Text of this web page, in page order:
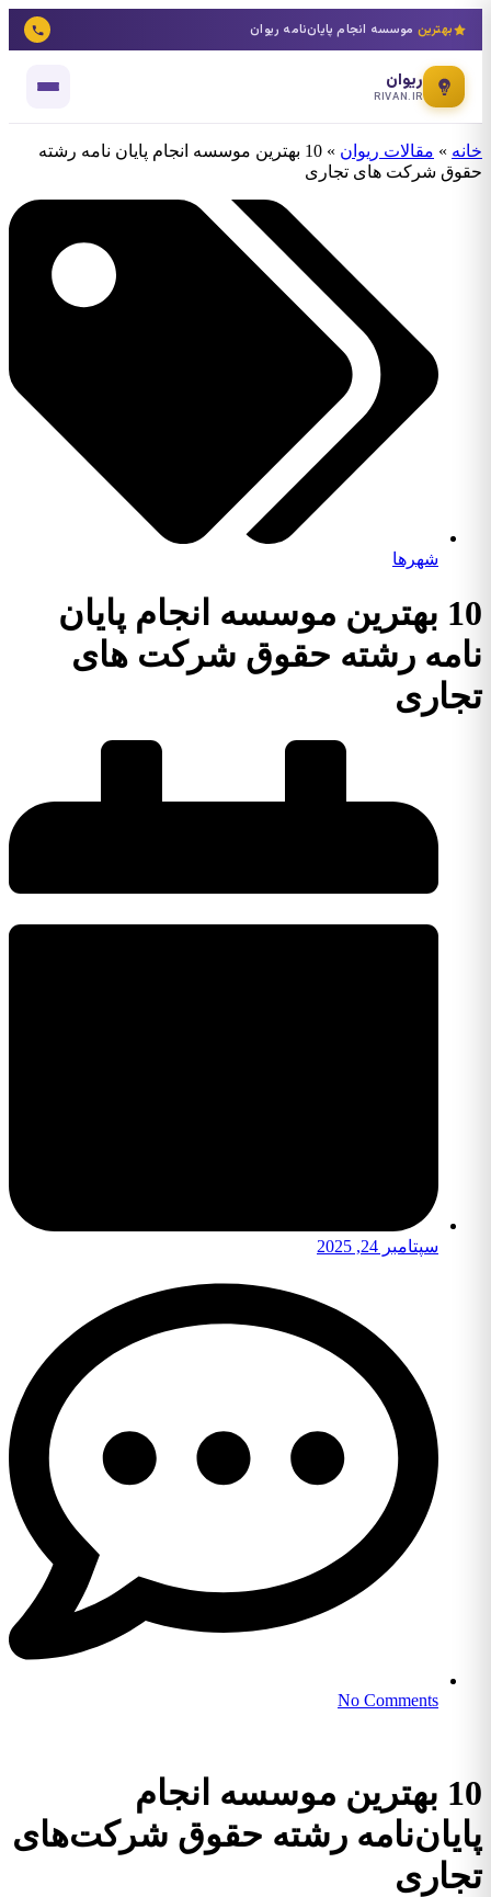
بهترین موسسه انجام پایان‌نامه ریوان
ریوان
RIVAN.IR
خانه » مقالات ریوان »
10 بهترین موسسه انجام پایان نامه رشته
حقوق شرکت های تجاری
شهرها
10 بهترین موسسه انجام پایان
نامه رشته حقوق شرکت های
تجاری
سپتامبر 24, 2025
No Comments
10 بهترین موسسه انجام
پایان‌نامه رشته حقوق شرکت‌های
تجاری